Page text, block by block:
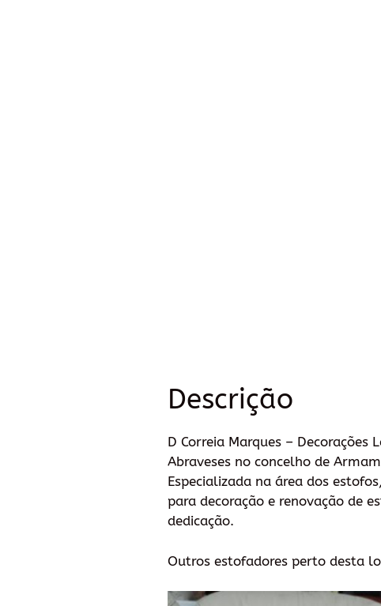
Descrição
D Correia Marques –
Abraveses no concelho de
Especializada na área dos
para decoração e renovação de
dedicação.
Outros estofadores perto desta